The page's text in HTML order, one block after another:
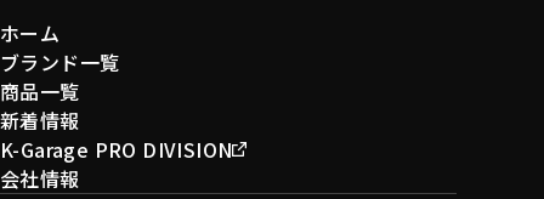
ホーム
ブランド一覧
商品一覧
新着情報
K-Garage PRO DIVISION
会社情報